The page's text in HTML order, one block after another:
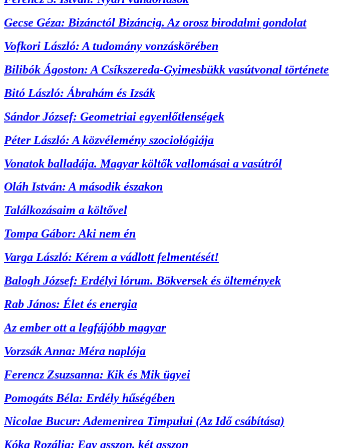
Gecse Géza: Bizánctól Bizáncig. Az orosz birodalmi gondolat
Vofkori László: A tudomány vonzáskörében
Bilibók Ágoston: A Csíkszereda-Gyimesbükk vasútvonal története
Bitó László: Ábrahám és Izsák
Sándor József: Geometriai egyenlőtlenségek
Péter László: A közvélemény szociológiája
Vonatok balladája. Magyar költők vallomásai a vasútról
Oláh István: A második északon
Találkozásaim a költővel
Tompa Gábor: Aki nem én
Varga László: Kérem a vádlott felmentését!
Balogh József: Erdélyi lórum. Bökversek és öltemények
Rab János: Élet és energia
Az ember ott a legfájóbb magyar
Vorzsák Anna: Méra naplója
Ferencz Zsuzsanna: Kik és Mik ügyei
Pomogáts Béla: Erdély hűségében
Nicolae Bucur: Ademenirea Timpului (Az Idő csábítása)
Kóka Rozália: Egy asszon, két asszon